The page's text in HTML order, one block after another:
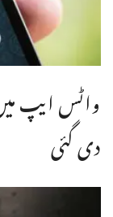
واٹس ایپ
دی گئی